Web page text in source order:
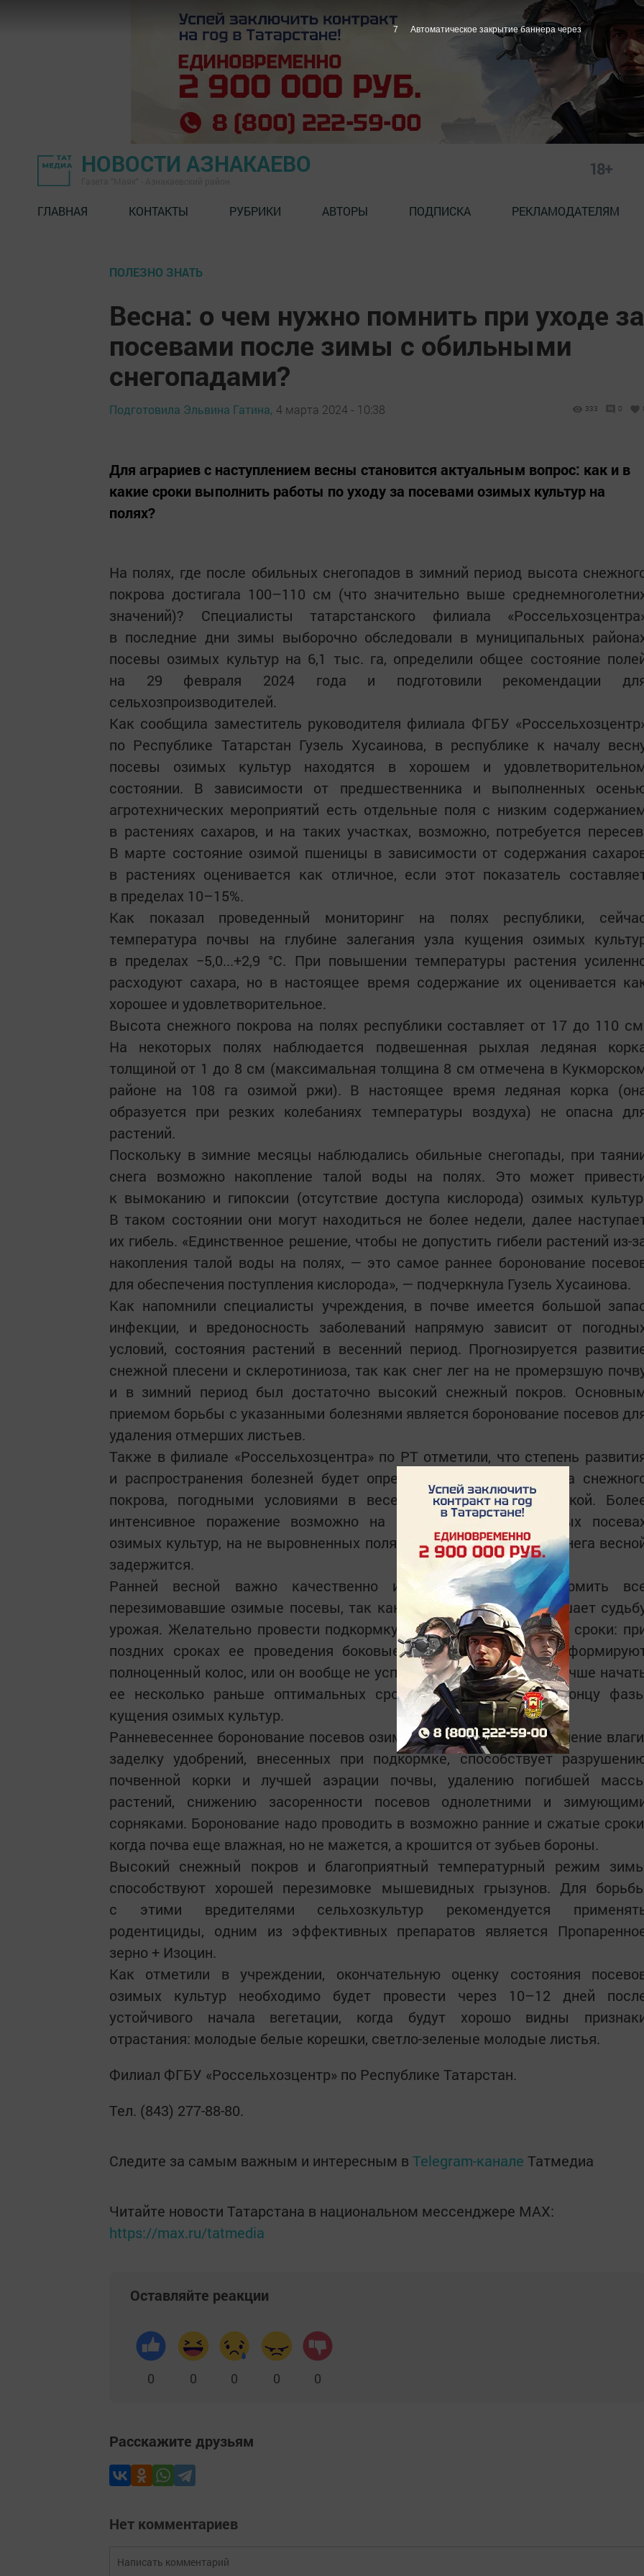
НОВОСТИ АЗНАКАЕВО 18+
ГЛАВНАЯ КОНТАКТЫ РУБРИКИ АВТОРЫ ПОДПИСКА РЕКЛАМОДАТЕЛЯМ
ПОЛЕЗНО ЗНАТЬ
Весна: о чем нужно помнить при уходе за
посевами после зимы с обильными
снегопадами?
Подготовила Эльвина Гатина, 4 марта 2024 - 10:38 333 0
Для аграриев с наступлением весны становится актуальным вопрос: как и в
какие сроки выполнить работы по уходу за посевами озимых культур на
полях?
На полях, где после обильных снегопадов в зимний период высота
покрова достигала 100–110 см (что значительно выше
значений)? Специалисты татарстанского филиала
в последние дни зимы выборочно обследовали в муниципальных
посевы озимых культур на 6,1 тыс. га, определили общее состояние
на 29 февраля 2024 года и подготовили рекомендации
сельхозпроизводителей.
Как сообщила заместитель руководителя филиала ФГБУ
по Республике Татарстан Гузель Хусаинова, в республике к началу
посевы озимых культур находятся в хорошем и
состоянии. В зависимости от предшественника и выполненных
агротехнических мероприятий есть отдельные поля с низким
в растениях сахаров, и на таких участках, возможно, потребуется
В марте состояние озимой пшеницы в зависимости от содержания
в растениях оценивается как отличное, если этот показатель
в пределах 10–15%.
Как показал проведенный мониторинг на полях республики,
температура почвы на глубине залегания узла кущения озимых
в пределах −5,0...+2,9 °С. При повышении температуры растения
расходуют сахара, но в настоящее время содержание их оценивается
хорошее и удовлетворительное.
Высота снежного покрова на полях республики составляет от 17 до 110
На некоторых полях наблюдается подвешенная рыхлая ледяная
толщиной от 1 до 8 см (максимальная толщина 8 см отмечена в
районе на 108 га озимой ржи). В настоящее время ледяная корка
образуется при резких колебаниях температуры воздуха) не опасна
растений.
Поскольку в зимние месяцы наблюдались обильные снегопады, при
снега возможно накопление талой воды на полях. Это может
к вымоканию и гипоксии (отсутствие доступа кислорода) озимых
В таком состоянии они могут находиться не более недели, далее
их гибель. «Единственное решение, чтобы не допустить гибели растений из-
накопления талой воды на полях, — это самое раннее боронование
для обеспечения поступления кислорода», — подчеркнула Гузель Хусаинова.
Как напомнили специалисты учреждения, в почве имеется большой
инфекции, и вредоносность заболеваний напрямую зависит от
условий, состояния растений в весенний период. Прогнозируется
снежной плесени и склеротиниоза, так как снег лег на не промерзшую
и в зимний период был достаточно высокий снежный покров.
приемом борьбы с указанными болезнями является боронование посевов
удаления отмерших листьев.
Также в филиале «Россельхозцентра» по РТ отметили, что степень
и распространения болезней будет определяться сроками схода
покрова, погодными условиями в весенний период, агротехникой.
интенсивное поражение возможно на ослабленных, загущенных
озимых культур, на не выровненных полях, а также если таяние снега
задержится.
Ранней весной важно качественно и своевременно подкормить
перезимовавшие озимые посевы, так как именно этот прием решает
урожая. Желательно провести подкормку в максимально сжатые сроки:
поздних сроках ее проведения боковые побеги растений не
полноценный колос, или он вообще не успеет вызреть. Поэтому лучше
ее несколько раньше оптимальных сроков, чем сместить к концу
кущения озимых культур.
Ранневесеннее боронование посевов озимых обеспечивает сохранение
заделку удобрений, внесенных при подкормке, способствует
почвенной корки и лучшей аэрации почвы, удалению погибшей
растений, снижению засоренности посевов однолетними и
сорняками. Боронование надо проводить в возможно ранние и сжатые
когда почва еще влажная, но не мажется, а крошится от зубьев бороны.
Высокий снежный покров и благоприятный температурный режим
способствуют хорошей перезимовке мышевидных грызунов. Для
с этими вредителями сельхозкультур рекомендуется
родентициды, одним из эффективных препаратов является
зерно + Изоцин.
Как отметили в учреждении, окончательную оценку состояния
озимых культур необходимо будет провести через 10–12 дней
устойчивого начала вегетации, когда будут хорошо видны
отрастания: молодые белые корешки, светло-зеленые молодые листья.
Филиал ФГБУ «Россельхозцентр» по Республике Татарстан.
Тел. (843) 277-88-80.
Следите за самым важным и интересным в Telegram-канале Татмедиа
Читайте новости Татарстана в национальном мессенджере MАХ:
https://max.ru/tatmedia
Оставляйте реакции
0 0 0 0 0
Расскажите друзьям
Нет комментариев
6 Автоматическое закрытие баннера через